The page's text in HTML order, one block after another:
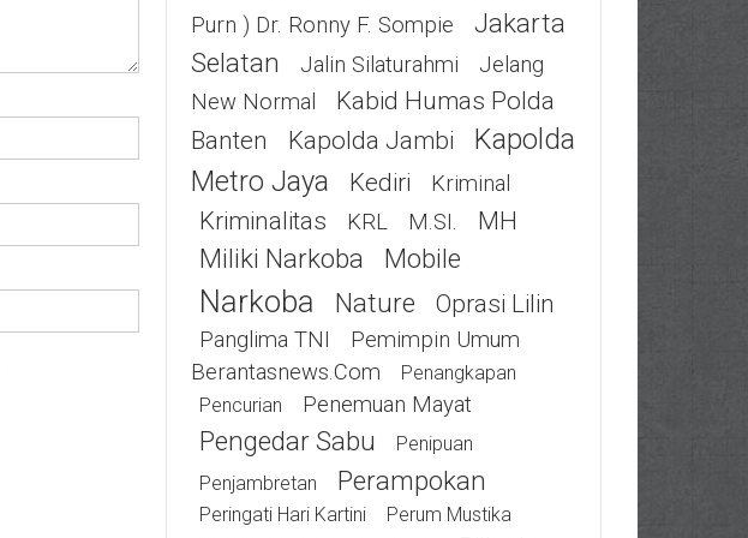
Purn ) Dr. Ronny F. Sompie
Jakarta
Selatan
Jalin Silaturahmi
Jelang
New Normal
Kabid Humas Polda
Banten
Kapolda Jambi
Kapolda
Metro Jaya
Kediri Kriminal
Kriminalitas KRL M.SI. MH
Miliki Narkoba Mobile
Narkoba Nature Oprasi Lilin
Panglima TNI
Pemimpin Umum
Berantasnews.com
Penangkapan
Pencurian
Penemuan Mayat
Pengedar Sabu
Penipuan
Penjambretan
Perampokan
Peringati Hari Kartini
Perum Mustika